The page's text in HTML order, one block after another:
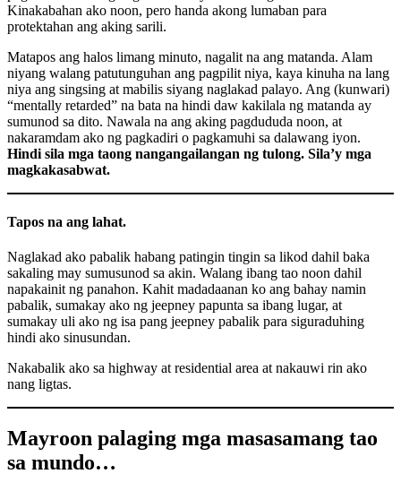
Kinakabahan ako noon, pero handa akong lumaban para
protektahan ang aking sarili.
Matapos ang halos limang minuto, nagalit na ang matanda. Alam
niyang walang patutunguhan ang pagpilit niya, kaya kinuha na lang
niya ang singsing at mabilis siyang naglakad palayo. Ang (kunwari)
“mentally retarded” na bata na hindi daw kakilala ng matanda ay
sumunod sa dito. Nawala na ang aking pagdududa noon, at
nakaramdam ako ng pagkadiri o pagkamuhi sa dalawang iyon.
Hindi sila mga taong nangangailangan ng tulong. Sila’y mga
magkakasabwat.
Tapos na ang lahat.
Naglakad ako pabalik habang patingin tingin sa likod dahil baka
sakaling may sumusunod sa akin. Walang ibang tao noon dahil
napakainit ng panahon. Kahit madadaanan ko ang bahay namin
pabalik, sumakay ako ng jeepney papunta sa ibang lugar, at
sumakay uli ako ng isa pang jeepney pabalik para siguraduhing
hindi ako sinusundan.
Nakabalik ako sa highway at residential area at nakauwi rin ako
nang ligtas.
Mayroon palaging mga masasamang tao
sa mundo…